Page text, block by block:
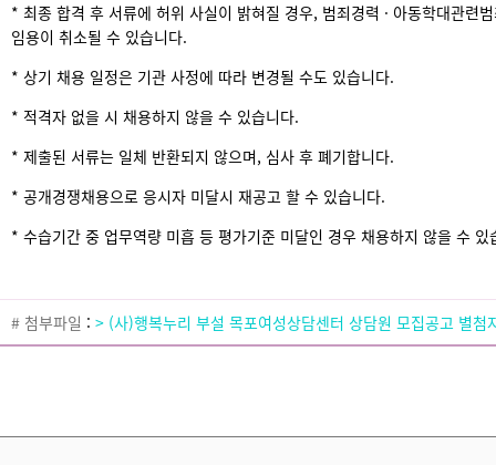
* 최종 합격 후 서류에 허위 사실이 밝혀질 경우, 범죄경력 · 아동학대관련
임용이 취소될 수 있습니다.
* 상기 채용 일정은 기관 사정에 따라 변경될 수도 있습니다.
* 적격자 없을 시 채용하지 않을 수 있습니다.
* 제출된 서류는 일체 반환되지 않으며, 심사 후 폐기합니다.
* 공개경쟁채용으로 응시자 미달시 재공고 할 수 있습니다.
* 수습기간 중 업무역량 미흡 등 평가기준 미달인 경우 채용하지 않을 수 있
# 첨부파일 : > (사)행복누리 부설 목포여성상담센터 상담원 모집공고 별